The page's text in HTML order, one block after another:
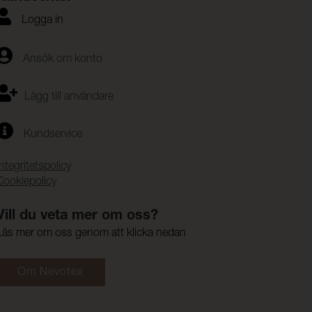
Logga in
Ansök om konto
Lägg till användare
Kundservice
du veta mer om oss?
mer om oss genom att klicka nedan
Om Nevotex